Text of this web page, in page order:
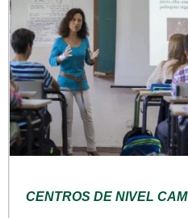
CENTROS DE NIVEL CAM